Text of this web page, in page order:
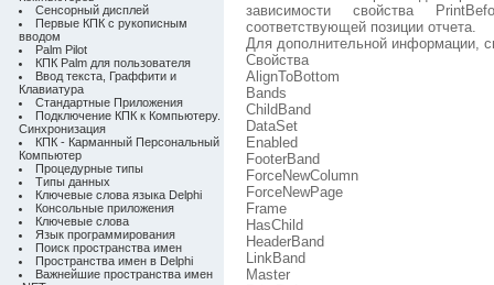
Сенсорный дисплей
Первые КПК с рукописным
вводом
Palm Pilot
КПК Palm для пользователя
Ввод текста, Граффити и
Клавиатура
Стандартные Приложения
Подключение КПК к Компьютеру.
Синхронизация
КПК - Карманный Персональный
Компьютер
Процедурные типы
Типы данных
Ключевые слова языка Delphi
Консольные приложения
Ключевые слова
Язык программирования
Поиск пространства имен
Пространства имен в Delphi
Важнейшие пространства имен
зависимости свойства
соответствующей позиции отчета.
Для дополнительной информации,
Свойства
AlignToBottom
Bands
ChildBand
DataSet
Enabled
FooterBand
ForceNewColumn
ForceNewPage
Frame
HasChild
HeaderBand
LinkBand
Master